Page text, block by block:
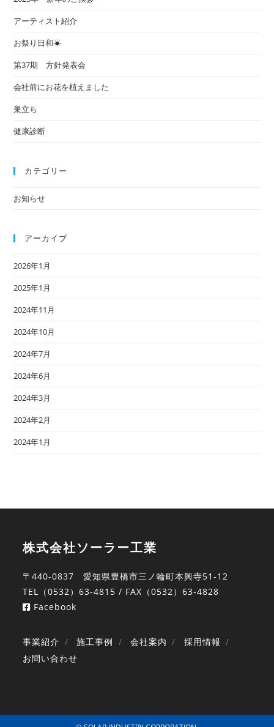
アーティスト紹介
お祭り日和☀
第37期 方針発表会
会社前にお花を植えました
巣立ち
健康診断
カテゴリー
お知らせ
アーカイブ
2026年1月
2025年1月
2024年11月
2024年10月
2024年7月
2024年6月
2024年3月
2024年2月
2024年1月
株式会社ソーラー工業
〒440-0837 愛知県豊橋市三ノ輪町本興寺51-12
TEL（0532）63-4815 / FAX（0532）63-4828
Facebook
事業紹介 施工事例 会社案内
採用情報
お問い合わせ